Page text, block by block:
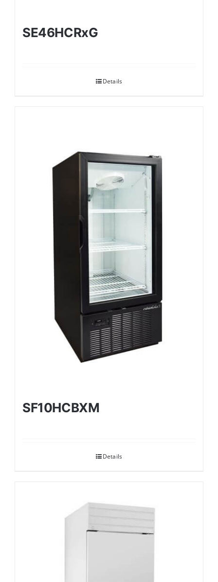
SE46HCRxG
Details
SF10HCBXM
Details